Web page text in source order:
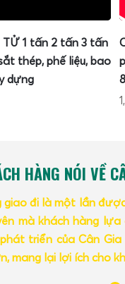
1 tấn 2 tấn 3 tấn
thép, phế liệu, bao
dựng
HÀNG NÓI VỀ
giao đi là một lần
mà khách hàng
triển của Cân
mang lại lợi ích cho